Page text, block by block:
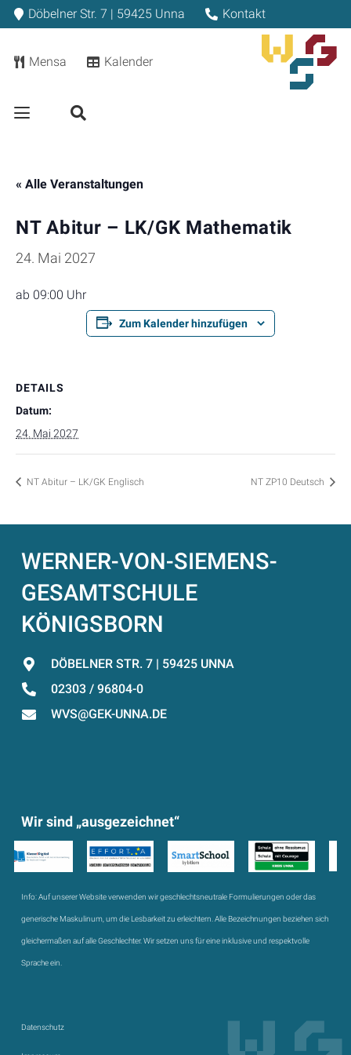
Döbelner Str. 7 | 59425 Unna Kontakt
Mensa Kalender
« Alle Veranstaltungen
NT Abitur – LK/GK Mathematik
24. Mai 2027
ab 09:00 Uhr
Zum Kalender hinzufügen
DETAILS
Datum:
24. Mai 2027
NT Abitur – LK/GK Englisch NT ZP10 Deutsch
WERNER-VON-SIEMENS-
GESAMTSCHULE
KÖNIGSBORN
DÖBELNER STR. 7 | 59425 UNNA
02303 / 96804-0
WVS@GEK-UNNA.DE
Wir sind „ausgezeichnet“
Info:Auf unserer Website verwenden wir geschlechtsneutrale Formulierungen oder das
generische Maskulinum, um die Lesbarkeit zu erleichtern. Alle Bezeichnungen beziehen sich
gleichermaßen auf alle Geschlechter. Wir setzen uns für eine inklusive und respektvolle
Sprache ein.
Datenschutz